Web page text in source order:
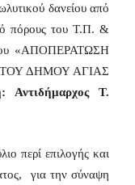
δανείου από
πόρους του Τ.Π. &
«ΑΠΟΠΕΡΑΤΩΣΗ
ΔΗΜΟΥ ΑΓΙΑΣ
Αντιδήμαρχος Τ.
περί επιλογής και
για την σύναψη